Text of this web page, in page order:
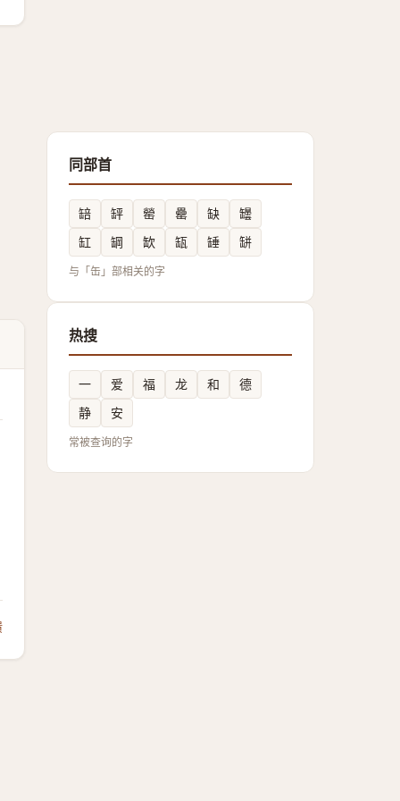
同部首
䍌 䍈 罃 罍 缺
罎
缸
罁 缼 缻 䍋 缾
与「缶」部相关的字
热搜
一 爱 福 龙 和
德
静
安
常被查询的字